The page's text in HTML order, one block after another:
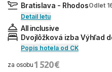
Bratislava - RhodosOdlet
Detail letu
All inclusive
Dvojlôžková izba Výhľad
Popis hotela od CK
za osobu 1 520 €